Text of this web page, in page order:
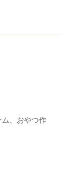
、おやつ作